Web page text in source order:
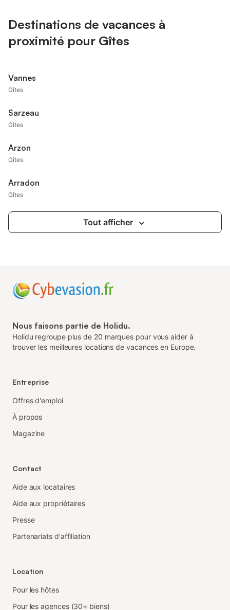
Destinations de vacances à
proximité pour Gîtes
Vannes
Gîtes
Sarzeau
Gîtes
Arzon
Gîtes
Arradon
Gîtes
Tout afficher
Nous faisons partie de Holidu.
Holidu regroupe plus de 20 marques pour vous aider à
trouver les meilleures locations de vacances en Europe.
Entreprise
Offres d'emploi
À propos
Magazine
Contact
Aide aux locataires
Aide aux propriétaires
Presse
Partenariats d'affiliation
Location
Pour les hôtes
Pour les agences (30+ biens)